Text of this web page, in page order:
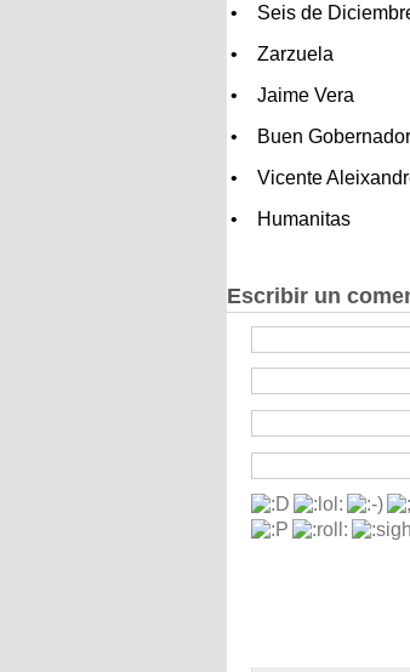
• Seis de
• Zarzuela
• Jaime Vera
• Buen Gobernador
• Vicente
• Humanitas
Escribir un